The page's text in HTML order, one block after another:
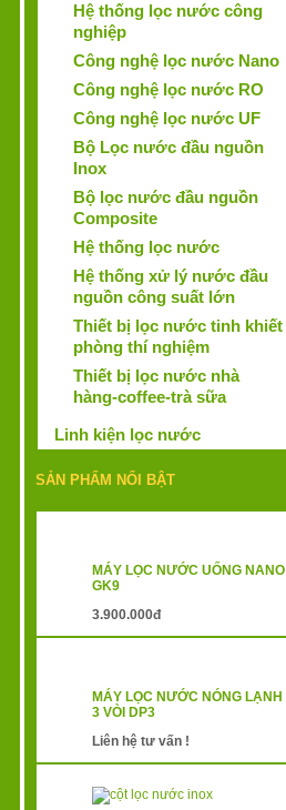
Hệ thống lọc nước công
nghiệp
Công nghệ lọc nước Nano
Công nghệ lọc nước RO
Công nghệ lọc nước UF
Bộ Lọc nước đầu nguồn
Inox
Bộ lọc nước đầu nguồn
Composite
Hệ thống lọc nước
Hệ thống xử lý nước đầu
nguồn công suất lớn
Thiết bị lọc nước tinh khiết
phòng thí nghiệm
Thiết bị lọc nước nhà
hàng-coffee-trà sữa
Linh kiện lọc nước
SẢN PHẨM NỔI BẬT
MÁY LỌC NƯỚC UỐNG NANO
GK9
3.900.000đ
MÁY LỌC NƯỚC NÓNG LẠNH
3 VÒI DP3
Liên hệ tư vấn !